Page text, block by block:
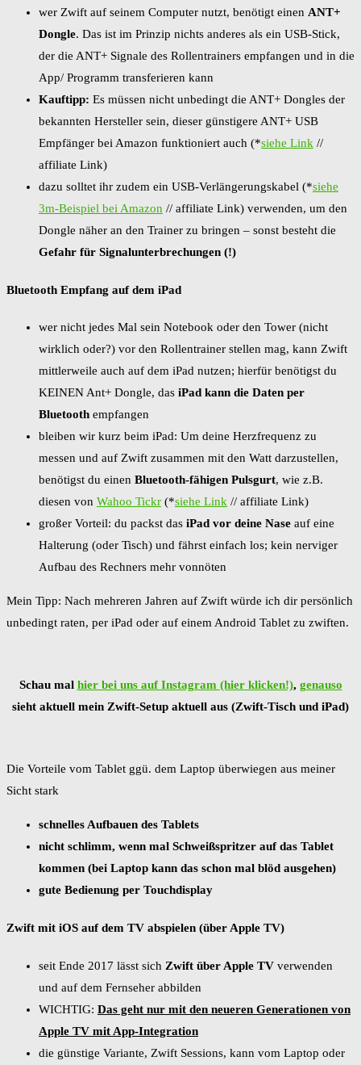
wer Zwift auf seinem Computer nutzt, benötigt einen ANT+
Dongle. Das ist im Prinzip nichts anderes als ein USB-Stick,
der die ANT+ Signale des Rollentrainers empfangen und in die
App/ Programm transferieren kann
Kauftipp: Es müssen nicht unbedingt die ANT+ Dongles der
bekannten Hersteller sein, dieser günstigere ANT+ USB
Empfänger bei Amazon funktioniert auch (*siehe Link //
affiliate Link)
dazu solltet ihr zudem ein USB-Verlängerungskabel (*siehe
3m-Beispiel bei Amazon // affiliate Link) verwenden, um den
Dongle näher an den Trainer zu bringen – sonst besteht die
Gefahr für Signalunterbrechungen (!)
Bluetooth Empfang auf dem iPad
wer nicht jedes Mal sein Notebook oder den Tower (nicht
wirklich oder?) vor den Rollentrainer stellen mag, kann Zwift
mittlerweile auch auf dem iPad nutzen; hierfür benötigst du
KEINEN Ant+ Dongle, das iPad kann die Daten per
Bluetooth empfangen
bleiben wir kurz beim iPad: Um deine Herzfrequenz zu
messen und auf Zwift zusammen mit den Watt darzustellen,
benötigst du einen Bluetooth-fähigen Pulsgurt, wie z.B.
diesen von Wahoo Tickr (*siehe Link // affiliate Link)
großer Vorteil: du packst das iPad vor deine Nase auf eine
Halterung (oder Tisch) und fährst einfach los; kein nerviger
Aufbau des Rechners mehr vonnöten
Mein Tipp: Nach mehreren Jahren auf Zwift würde ich dir persönlich
unbedingt raten, per iPad oder auf einem Android Tablet zu zwiften.
Schau mal hier bei uns auf Instagram (hier klicken!), genauso
sieht aktuell mein Zwift-Setup aktuell aus (Zwift-Tisch und iPad)
Die Vorteile vom Tablet ggü. dem Laptop überwiegen aus meiner
Sicht stark
schnelles Aufbauen des Tablets
nicht schlimm, wenn mal Schweißspritzer auf das Tablet
kommen (bei Laptop kann das schon mal blöd ausgehen)
gute Bedienung per Touchdisplay
Zwift mit iOS auf dem TV abspielen (über Apple TV)
seit Ende 2017 lässt sich Zwift über Apple TV verwenden
und auf dem Fernseher abbilden
WICHTIG: Das geht nur mit den neueren Generationen von
Apple TV mit App-Integration
die günstige Variante, Zwift Sessions, kann vom Laptop oder